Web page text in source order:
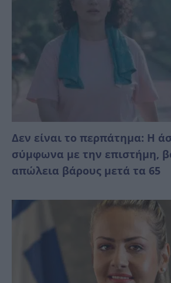
Δεν είναι το περπάτημα: Η
σύμφωνα με την επιστήμη,
απώλεια βάρους μετά τα 65